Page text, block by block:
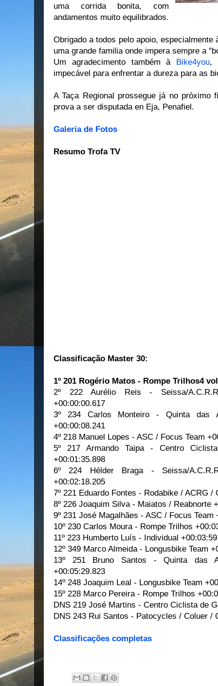
uma corrida bonita, com
andamentos muito equilibrados.
Obrigado a todos pelo apoio, especialmente
uma grande familia onde impera sempre a
Um agradecimento também à Bike4you,
impecável para enfrentar a dureza para as
A Taça Regional prossegue já no próximo
prova a ser disputada en Eja, Penafiel.
Galeria de Fotos
Resumo Trofa TV
Classificação Master 30:
1º 201 Rogério Matos - Rompe Trilhos4
2º 222 Aurélio Reis - Seissa/
+00:00:00.617
3º 234 Carlos Monteiro - Quinta das
+00:00:08.241
4º 218 Manuel Lopes - ASC / Focus Team
5º 217 Armando Taipa - Centro
+00:01:35.898
6º 224 Hélder Braga - Seissa/
+00:02:18.205
7º 221 Eduardo Fontes - Rodabike / ACRG /
8º 226 Joaquim Silva - Maiatos / Reabnorte
9º 231 José Magalhães - ASC / Focus Team
10º 230 Carlos Moura - Rompe Trilhos
11º 223 Humberto Luís - Individual
12º 349 Marco Almeida - Longusbike Team
13º 251 Bruno Santos - Quinta das
+00:05:29.823
14º 248 Joaquim Leal - Longusbike Team
15º 228 Marco Pereira - Rompe Trilhos
DNS 219 José Martins - Centro Ciclista de
DNS 243 Rui Santos - Patocycles / Coluer /
Classificações completas